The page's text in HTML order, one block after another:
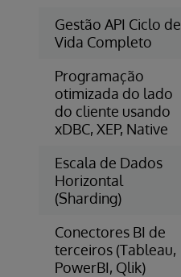
Gestão API Ciclo de
Vida Completo
Programação
otimizada do lado
do cliente usando
xDBC, XEP, Native
Escala de Dados
Horizontal
(Sharding)
Conectores BI de
terceiros (Tableau,
PowerBI, Qlik)